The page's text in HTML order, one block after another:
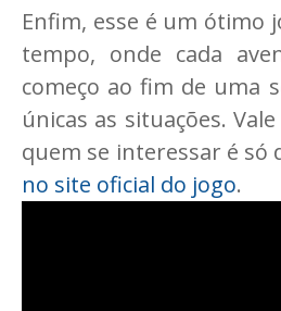
Enfim, esse é um ótimo
tempo, onde cada
começo ao fim de uma
únicas as situações.
quem se interessar é só
no site oficial do jogo.